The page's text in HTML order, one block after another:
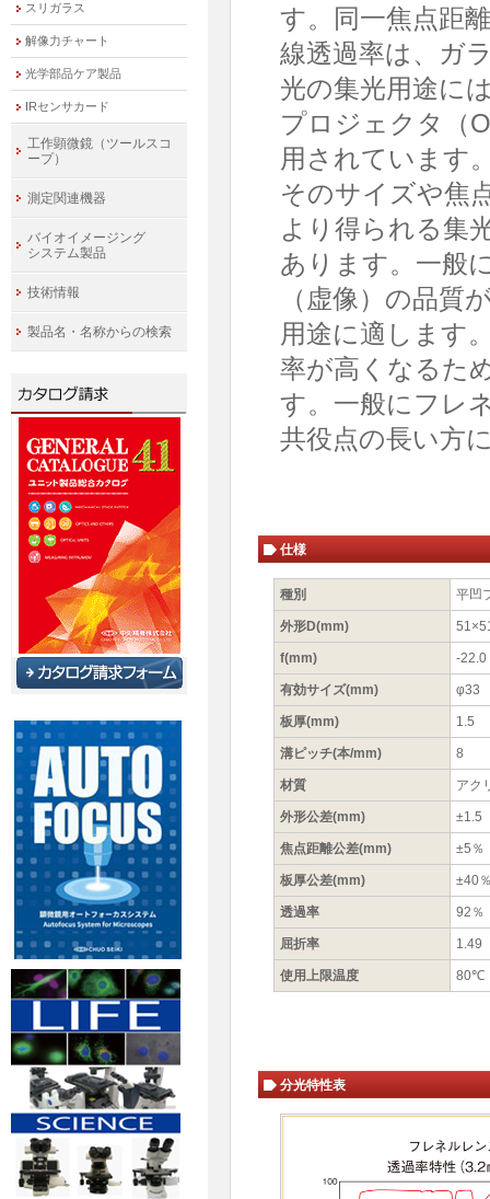
す。同一焦点距
線透過率は、ガ
光の集光用途に
プロジェクタ（
用されています
そのサイズや焦
より得られる集
あります。一般
（虚像）の品質
用途に適します
率が高くなるた
す。一般にフレ
共役点の長い方
仕様
種別 平凹
外形D(mm)
f(mm) -22.0
有効サイズ(mm) φ33
板厚(mm) 1.5
溝ピッチ(本/mm) 8
材質 アク
外形公差(mm) ±1.5
焦点距離公差(mm) ±5％
板厚公差(mm) ±40
透過率 92％
屈折率 1.49
使用上限温度 80℃
分光特性表
スリガラス
解像力チャート
光学部品ケア製品
IRセンサカード
工作顕微鏡（ツールスコ
ープ）
測定関連機器
バイオイメージング
システム製品
技術情報
製品名・名称からの検索